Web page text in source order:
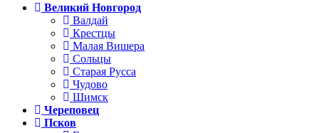
Великий Новгород
Валдай
Крестцы
Малая Вишера
Сольцы
Старая Русса
Чудово
Шимск
Череповец
Псков